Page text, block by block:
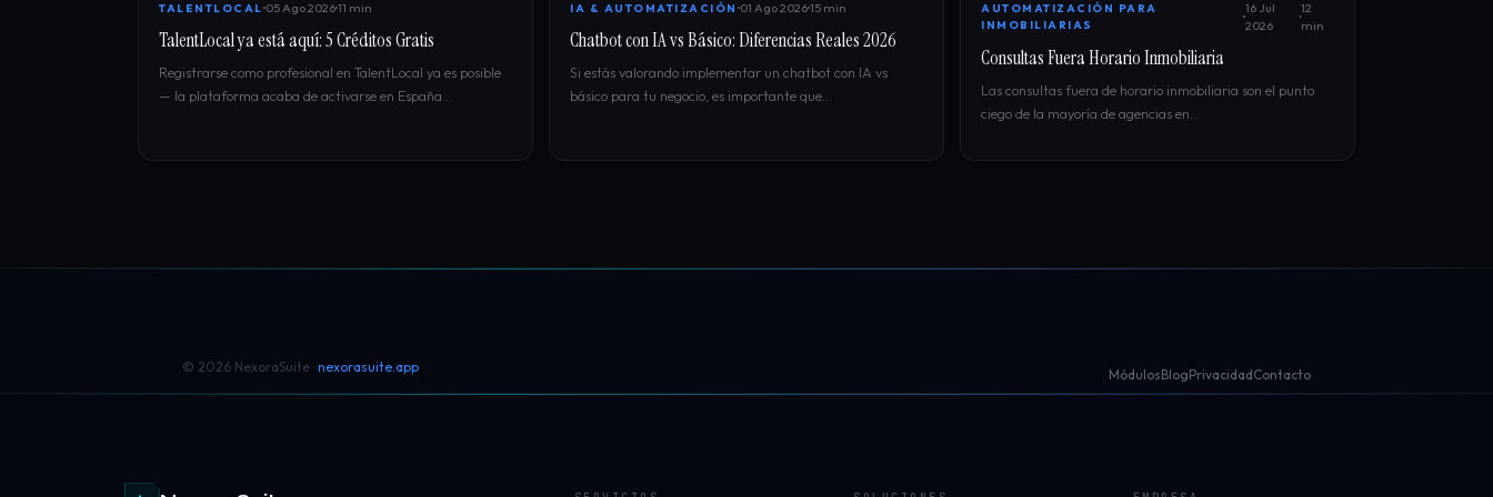
TALENTLOCAL 05 Ago 202611 min
TalentLocal ya está aquí: 5 Créditos Gratis
Registrarse como profesional en TalentLocal ya es posible
— la plataforma acaba de activarse en España…
IA & AUTOMATIZACIÓN 01 Ago 202615 min
Chatbot con IA vs Básico: Diferencias Reales 2026
Si estás valorando implementar un chatbot con IA vs
básico para tu negocio, es importante que…
AUTOMATIZACIÓN PARA
INMOBILIARIAS
16 Jul
2026
12
min
Consultas Fuera Horario Inmobiliaria
Las consultas fuera de horario inmobiliaria son el punto
ciego de la mayoría de agencias en…
© 2026 NexoraSuite · nexorasuite.app MódulosBlogPrivacidadContacto